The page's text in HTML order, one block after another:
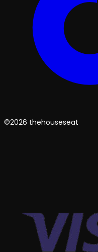
©2026 thehouseseat